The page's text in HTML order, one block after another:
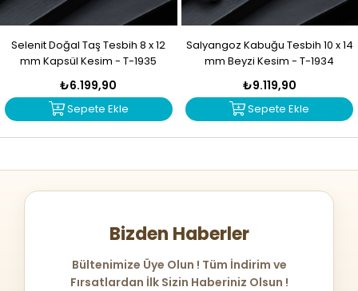
Selenit Doğal Taş Tesbih 8 x 12
mm Kapsül Kesim - T-1935
₺6.199,90
Sepete Ekle
Salyangoz Kabuğu Tesbih 10 x 14
mm Beyzi Kesim - T-1934
₺9.119,90
Sepete Ekle
Bizden Haberler
Bültenimize Üye Olun ! Tüm İndirim ve
Fırsatlardan İlk Sizin Haberiniz Olsun !